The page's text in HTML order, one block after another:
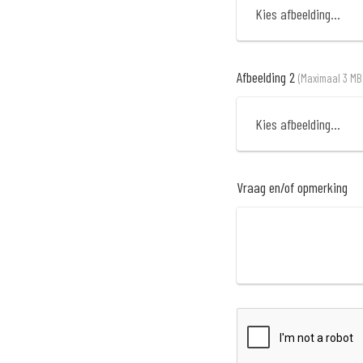
Kies afbeelding...
Afbeelding 2 (Maximaal 3
Kies afbeelding...
Vraag en/of opmerking